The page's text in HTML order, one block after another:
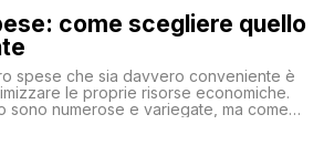
come scegliere quello
spese che sia davvero conveniente è
le proprie risorse economiche.
sono numerose e variegate, ma come
alle proprie esigenze senza